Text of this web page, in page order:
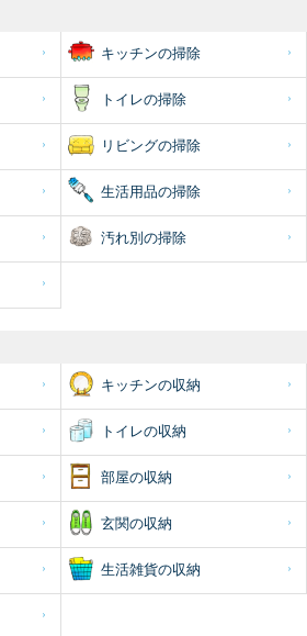
キッチンの掃除
トイレの掃除
リビングの掃除
生活用品の掃除
汚れ別の掃除
キッチンの収納
トイレの収納
部屋の収納
玄関の収納
生活雑貨の収納